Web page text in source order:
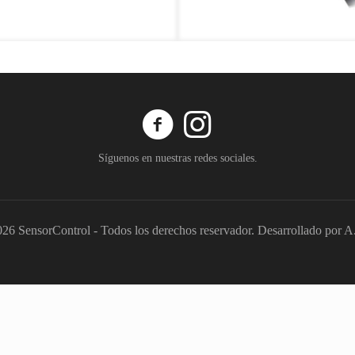
Síguenos en nuestras redes sociales.
SensorControl - Todos los derechos reservador. Desarrollado por